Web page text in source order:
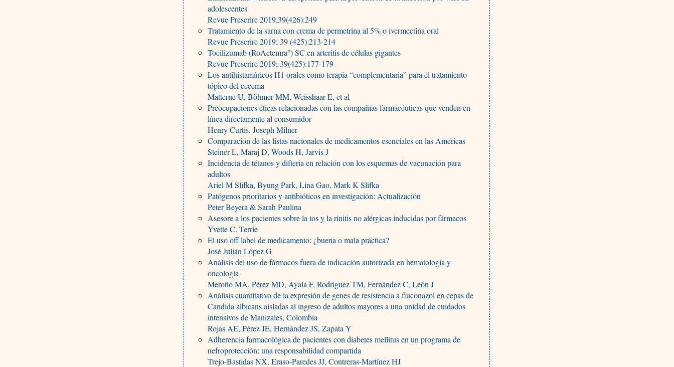
adolescentes
Revue Prescrire 2019;39(426):249
Tratamiento de la sarna con crema de permetrina al 5% o ivermectina oral
Revue Prescrire 2019; 39 (425):213-214
Tocilizumab (RoActemra°) SC en arteritis de células gigantes
Revue Prescrire 2019; 39(425):177-179
Los antihistamínicos H1 orales como terapia “complementaria” para el tratamiento
tópico del eccema
Matterne U, Böhmer MM, Weisshaar E, et al
Preocupaciones éticas relacionadas con las compañías farmacéuticas que venden en
línea directamente al consumidor
Henry Curtis, Joseph Milner
Comparación de las listas nacionales de medicamentos esenciales en las Américas
Steiner L, Maraj D, Woods H, Jarvis J
Incidencia de tétanos y difteria en relación con los esquemas de vacunación para
adultos
Ariel M Slifka, Byung Park, Lina Gao, Mark K Slifka
Patógenos prioritarios y antibióticos en investigación: Actualización
Peter Beyera & Sarah Paulina
Asesore a los pacientes sobre la tos y la rinitis no alérgicas inducidas por fármacos
Yvette C. Terrie
El uso off label de medicamento: ¿buena o mala práctica?
José Julián López G
Análisis del uso de fármacos fuera de indicación autorizada en hematología y
oncología
Meroño MA, Pérez MD, Ayala F, Rodríguez TM, Fernández C, León J
Análisis cuantitativo de la expresión de genes de resistencia a fluconazol en cepas de
Candida albicans aisladas al ingreso de adultos mayores a una unidad de cuidados
intensivos de Manizales, Colombia
Rojas AE, Pérez JE, Hernández JS, Zapata Y
Adherencia farmacológica de pacientes con diabetes mellitus en un programa de
nefroprotección: una responsabilidad compartida
Trejo-Bastidas NX, Eraso-Paredes JJ, Contreras-Martínez HJ